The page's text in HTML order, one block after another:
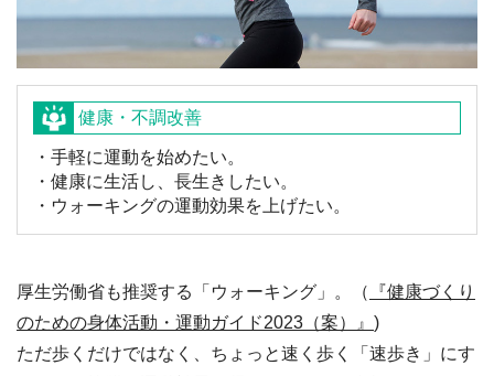
健康・不調改善
・手軽に運動を始めたい。
・健康に生活し、長生きしたい。
・ウォーキングの運動効果を上げたい。
厚生労働省も推奨する「ウォーキング」。（
『健康づくり
のための身体活動・運動ガイド2023（案）』 )
ただ歩くだけではなく、ちょっと速く歩く「速歩き」にす